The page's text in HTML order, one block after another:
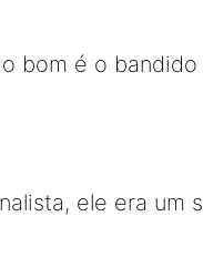
bom é o bandido
ele era um